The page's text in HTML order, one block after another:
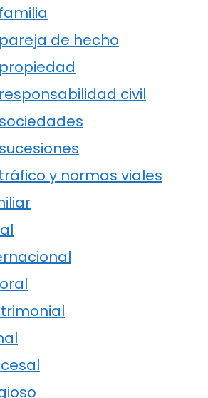
de hecho
civil
y normas viales